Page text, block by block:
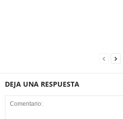
DEJA UNA RESPUESTA